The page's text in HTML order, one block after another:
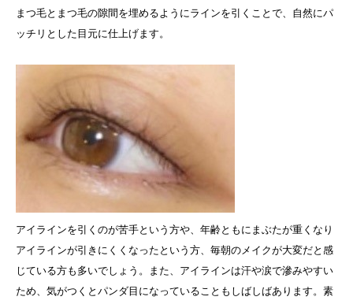
まつ毛とまつ毛の隙間を埋めるようにラインを引くことで、自然にパ
ッチリとした目元に仕上げます。
アイラインを引くのが苦手という方や、年齢ともにまぶたが重くなり
アイラインが引きにくくなったという方、毎朝のメイクが大変だと感
じている方も多いでしょう。また、アイラインは汗や涙で滲みやすい
ため、気がつくとパンダ目になっていることもしばしばあります。素